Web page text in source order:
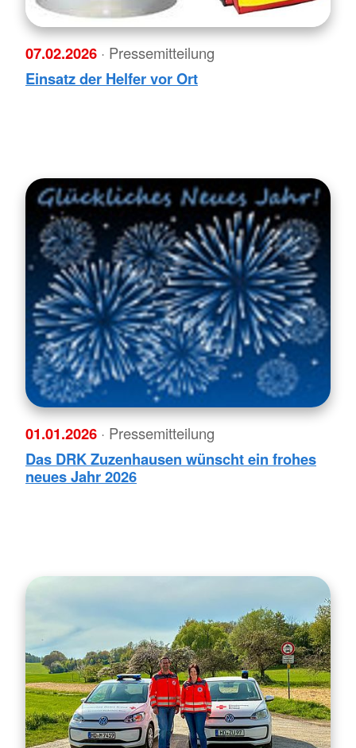
07.02.2026 · Pressemitteilung
Einsatz der Helfer vor Ort
01.01.2026 · Pressemitteilung
Das DRK Zuzenhausen wünscht ein frohes
neues Jahr 2026